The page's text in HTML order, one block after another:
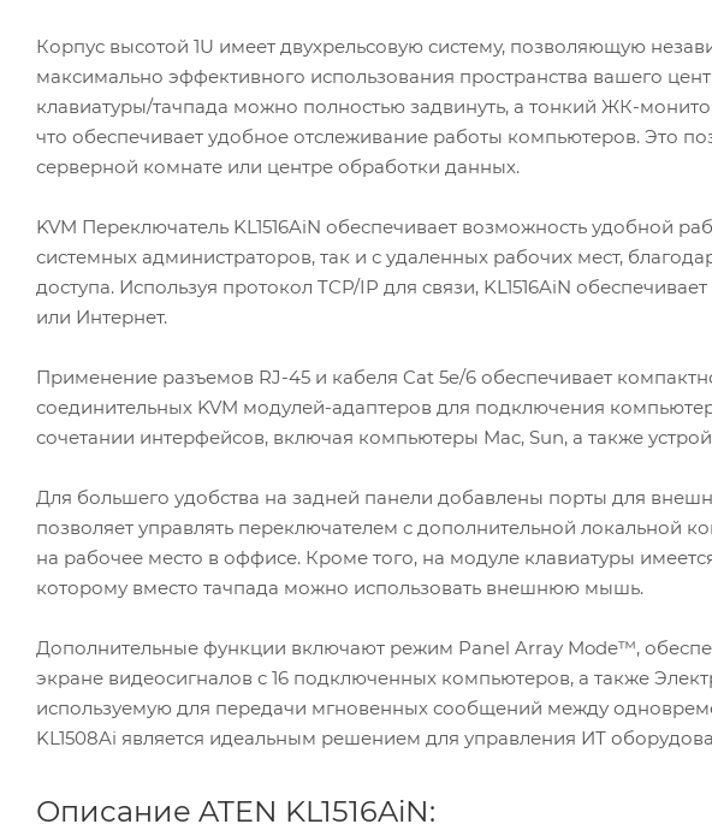
Корпус высотой 1U имеет двухрельсовую систему, позволяющую
максимально эффективного использования пространства вашего
клавиатуры/тачпада можно полностью задвинуть, а тонкий ЖК-
что обеспечивает удобное отслеживание работы компьютеров. Это
серверной комнате или центре обработки данных.
KVM Переключатель KL1516AiN обеспечивает возможность удобной
системных администраторов, так и с удаленных рабочих мест,
доступа. Используя протокол TCP/IP для связи, KL1516AiN
или Интернет.
Применение разъемов RJ-45 и кабеля Cat 5e/6 обеспечивает
соединительных KVM модулей-адаптеров для подключения
сочетании интерфейсов, включая компьютеры Mac, Sun, а также
Для большего удобства на задней панели добавлены порты для
позволяет управлять переключателем с дополнительной локальной
на рабочее место в оффисе. Кроме того, на модуле клавиатуры
которому вместо тачпада можно использовать внешнюю мышь.
Дополнительные функции включают режим Panel Array Mode™,
экране видеосигналов с 16 подключенных компьютеров, а также
используемую для передачи мгновенных сообщений между
KL1508Ai является идеальным решением для управления ИТ
Описание ATEN KL1516AiN: